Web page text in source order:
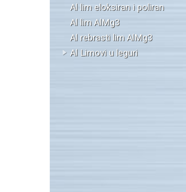
Al lim eloksiran i poliran
Al lim AlMg3
Al rebrasti lim AlMg3
Al Limovi u leguri